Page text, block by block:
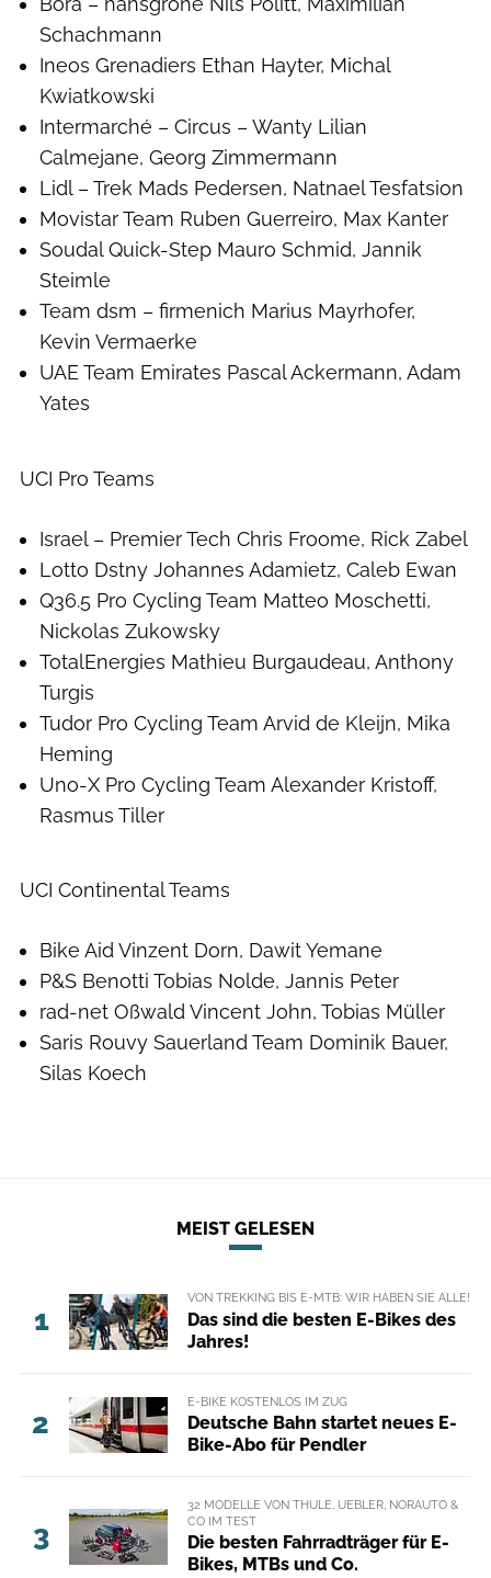
Schachmann
Ineos Grenadiers Ethan Hayter, Michal
Kwiatkowski
Intermarché – Circus – Wanty Lilian
Calmejane, Georg Zimmermann
Lidl – Trek Mads Pedersen, Natnael Tesfatsion
Movistar Team Ruben Guerreiro, Max Kanter
Soudal Quick-Step Mauro Schmid, Jannik
Steimle
Team dsm – firmenich Marius Mayrhofer,
Kevin Vermaerke
UAE Team Emirates Pascal Ackermann, Adam
Yates
UCI Pro Teams
Israel – Premier Tech Chris Froome, Rick Zabel
Lotto Dstny Johannes Adamietz, Caleb Ewan
Q36.5 Pro Cycling Team Matteo Moschetti,
Nickolas Zukowsky
TotalEnergies Mathieu Burgaudeau, Anthony
Turgis
Tudor Pro Cycling Team Arvid de Kleijn, Mika
Heming
Uno-X Pro Cycling Team Alexander Kristoff,
Rasmus Tiller
UCI Continental Teams
Bike Aid Vinzent Dorn, Dawit Yemane
P&S Benotti Tobias Nolde, Jannis Peter
rad-net Oßwald Vincent John, Tobias Müller
Saris Rouvy Sauerland Team Dominik Bauer,
Silas Koech
MEIST GELESEN
1
VON TREKKING BIS E-MTB: WIR HABEN SIE ALLE!
Das sind die besten E-Bikes des
Jahres!
2
E-BIKE KOSTENLOS IM ZUG
Deutsche Bahn startet neues E-
Bike-Abo für Pendler
3
32 MODELLE VON THULE, UEBLER, NORAUTO &
CO IM TEST
Die besten Fahrradträger für E-
Bikes, MTBs und Co.